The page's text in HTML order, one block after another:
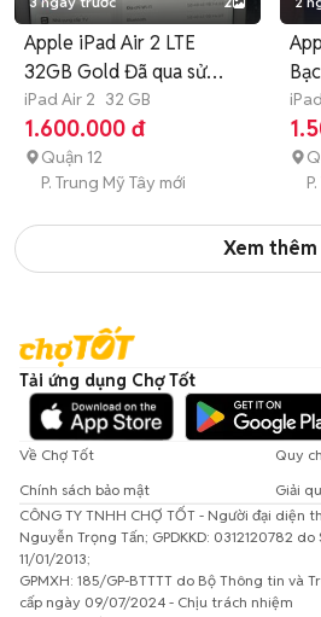
Apple iPad Air 2 LTE
32GB Gold Đã qua sử
dụng
iPad Air 2 32 GB
1.600.000 đ
Quận 12
P. Trung Mỹ Tây mới
Xem thêm
Tải ứng dụng Chợ Tốt
Về Chợ Tốt
Quy
Chính sách bảo mật
Giải
CÔNG TY TNHH CHỢ TỐT - Người đại diện
Nguyễn Trọng Tấn; GPDKKD: 0312120782
11/01/2013;
GPMXH: 185/GP-BTTTT do Bộ Thông tin và
cấp ngày 09/07/2024 - Chịu trách nhiệm